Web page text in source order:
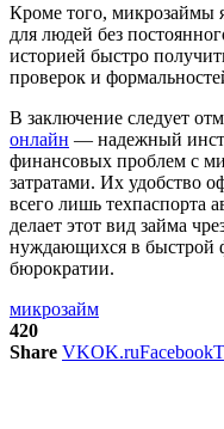
Кроме того, микрозаймы
для людей без
историей быстро
проверок и
В заключение следует
онлайн — надежный
финансовых проблем с
затратами. Их удобство
всего лишь техпаспорта
делает этот вид займа
нуждающихся в быстрой
бюрократии.
микрозайм
420
Share VKOK.ruFacebook